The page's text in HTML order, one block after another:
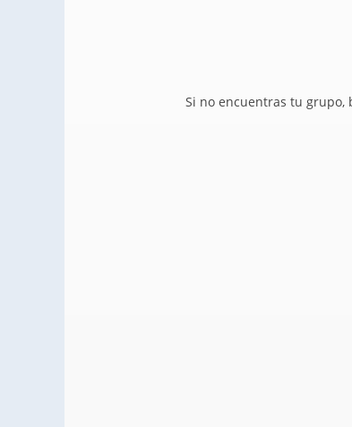
Si no encuentras tu grupo,